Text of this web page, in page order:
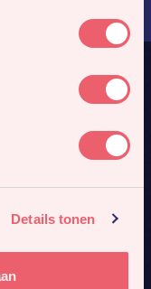
Details tonen